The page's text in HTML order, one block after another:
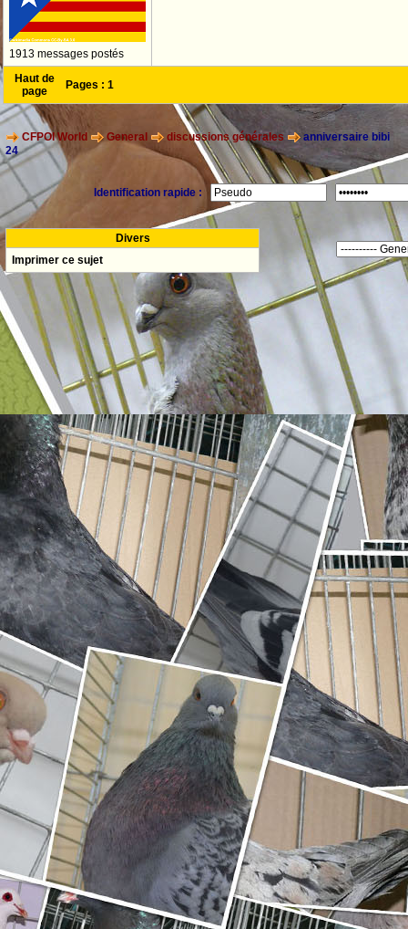
1913 messages postés
Haut de
page
Pages : 1
CFPOI World General discussions générales
anniversaire bibi
24
Identification rapide :
Divers
Imprimer ce sujet